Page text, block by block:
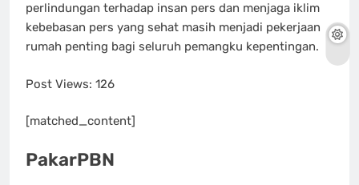
perlindungan terhadap insan pers dan menjaga iklim
kebebasan pers yang sehat masih menjadi pekerjaan
rumah penting bagi seluruh pemangku kepentingan.
Post Views: 126
[matched_content]
PakarPBN